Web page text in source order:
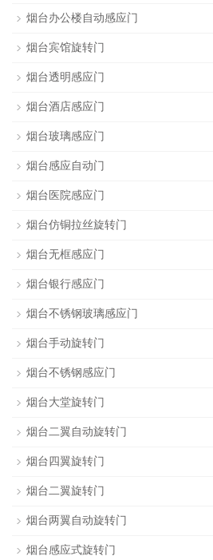
烟台办公楼自动感应门
烟台宾馆旋转门
烟台透明感应门
烟台酒店感应门
烟台玻璃感应门
烟台感应自动门
烟台医院感应门
烟台仿铜拉丝旋转门
烟台无框感应门
烟台银行感应门
烟台不锈钢玻璃感应门
烟台手动旋转门
烟台不锈钢感应门
烟台大堂旋转门
烟台二翼自动旋转门
烟台四翼旋转门
烟台二翼旋转门
烟台两翼自动旋转门
烟台感应式旋转门